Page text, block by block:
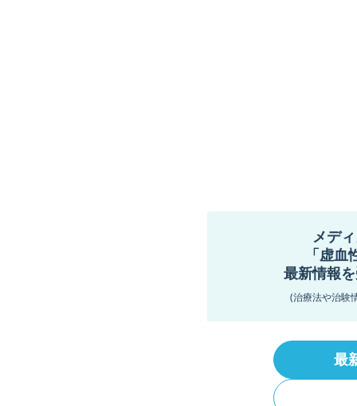
メデ
「虚
最新情報
(治療法や治験
最